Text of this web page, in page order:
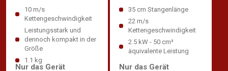
10 m/s
Kettengeschwindigkeit
Leistungsstark und
dennoch kompakt in der
Größe
1.1 kg
Nur das Gerät
35 cm Stangenlänge
22 m/s
Kettengeschwindigkeit
2.5 kW - 50 cm³
äquivalente Leistung
Nur das Gerät